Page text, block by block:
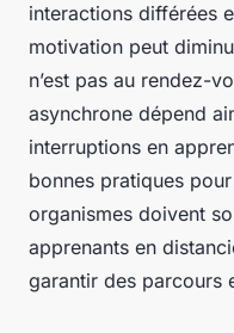
interactions différées
motivation peut
n’est pas au rendez-
asynchrone dépend
interruptions en
bonnes pratiques
organismes doivent
apprenants en
garantir des parcours